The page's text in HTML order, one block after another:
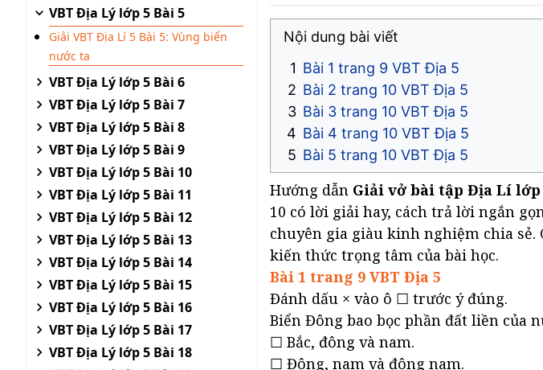
VBT Địa Lý lớp 5 Bài 5
Giải VBT Địa Lí 5 Bài 5: Vùng biển
nước ta
VBT Địa Lý lớp 5 Bài 6
VBT Địa Lý lớp 5 Bài 7
VBT Địa Lý lớp 5 Bài 8
VBT Địa Lý lớp 5 Bài 9
VBT Địa Lý lớp 5 Bài 10
VBT Địa Lý lớp 5 Bài 11
VBT Địa Lý lớp 5 Bài 12
VBT Địa Lý lớp 5 Bài 13
VBT Địa Lý lớp 5 Bài 14
VBT Địa Lý lớp 5 Bài 15
VBT Địa Lý lớp 5 Bài 16
VBT Địa Lý lớp 5 Bài 17
VBT Địa Lý lớp 5 Bài 18
Nội dung bài viết
Bài 1 trang 9 VBT Địa 5
Bài 2 trang 10 VBT Địa 5
Bài 3 trang 10 VBT Địa 5​​​​​​​
Bài 4 trang 10 VBT Địa 5
Bài 5 trang 10 VBT Địa 5
Hướng dẫn Giải vở bài tập Địa Lí
10 có lời giải hay, cách trả lời ngắn
chuyên gia giàu kinh nghiệm chia sẻ.
kiến thức trọng tâm của bài học.
Bài 1 trang 9 VBT Địa 5
Đánh dấu × vào ô ☐ trước ý đúng.
Biển Đông bao bọc phần đất liền của
☐ Bắc, đông và nam.
☐ Đông, nam và đông nam.